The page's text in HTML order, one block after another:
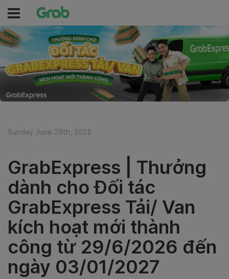
Sunday June 29th, 2025
GrabExpress | Thưởng
dành cho Đối tác
GrabExpress Tải/ Van
kích hoạt mới thành
công từ 29/6/2026 đến
ngày 03/01/2027